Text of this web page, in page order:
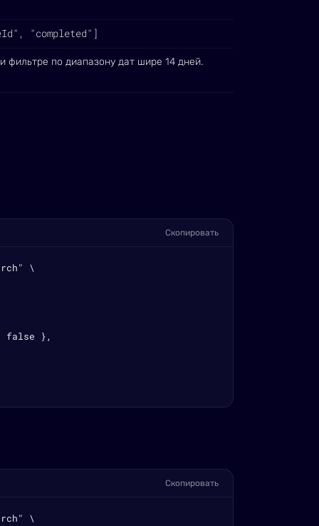
"completed"]
фильтре по диапазону дат шире 14 дней.
Скопировать
\
false },
Скопировать
\